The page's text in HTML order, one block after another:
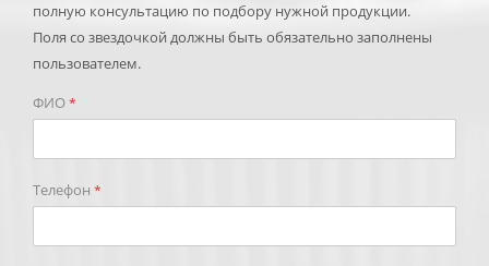
полную консультацию по подбору нужной продукции.
Поля со звездочкой должны быть обязательно заполнены
пользователем.
ФИО*
Телефон *